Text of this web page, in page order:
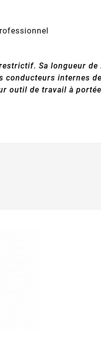
Sa longueur de
conducteurs internes
outil de travail à